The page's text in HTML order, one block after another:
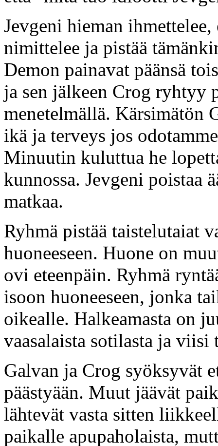
Jevgeni hieman
nimittelee ja pistää
Demon painavat päänsä
ja sen jälkeen Crog ryhtyy
menetelmällä. Kärsimätön
ikä ja terveys jos
Minuutin kuluttua he
kunnossa. Jevgeni poistaa
matkaa.
Ryhmä pistää taistelutaiat
huoneeseen. Huone on
ovi eteenpäin. Ryhmä
isoon huoneeseen, jonka
oikealle. Halkeamasta on
vaasalaista sotilasta ja viisi
Galvan ja Crog syöksyvät
päästyään. Muut jäävät
lähtevät vasta sitten
paikalle apupaholaista,